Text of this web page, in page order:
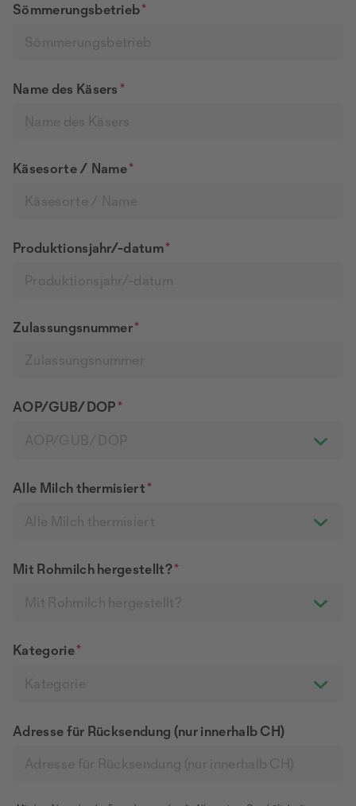
Sömmerungsbetrieb*
Name des Käsers *
Käsesorte / Name*
Produktionsjahr/-datum*
Zulassungsnummer*
AOP/GUB/DOP*
Alle Milch thermisiert*
Mit Rohmilch hergestellt?*
Kategorie*
Adresse für Rücksendung (nur innerhalb CH)